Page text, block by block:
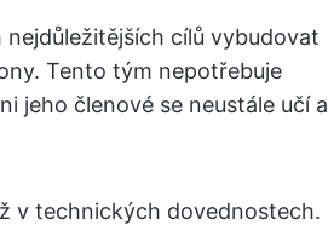
cílů vybudovat
Tento tým nepotřebuje
jeho členové se neustále učí a
v technických dovednostech.